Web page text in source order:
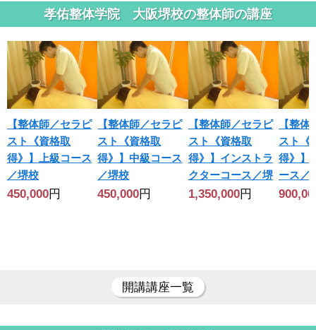
孝佑整体学院 大阪堺校の整体師の講座
【整体師／セラピ
スト《資格取
得》】上級コース
／堺校
450,000円
【整体師／セラピ
スト《資格取
得》】中級コース
／堺校
450,000円
【整体師／セラピ
スト《資格取
得》】インストラ
クターコース／堺
1,350,000円
【整
スト《
得》】
ース／
開講講座一覧